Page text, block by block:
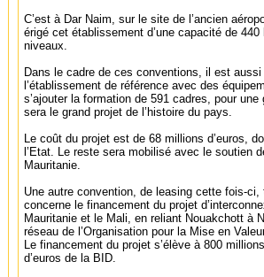
C’est à Dar Naim, sur le site de l’ancien
érigé cet établissement d’une capacité de
niveaux.
Dans le cadre de ces conventions, il est aussi
l’établissement de référence avec des
s’ajouter la formation de 591 cadres, pour
sera le grand projet de l’histoire du pays.
Le coût du projet est de 68 millions d’euros,
l’Etat. Le reste sera mobilisé avec le soutien
Mauritanie.
Une autre convention, de leasing cette fois-
concerne le financement du projet
Mauritanie et le Mali, en reliant Nouakchott à
réseau de l’Organisation pour la Mise en
Le financement du projet s’élève à 800
d’euros de la BID.